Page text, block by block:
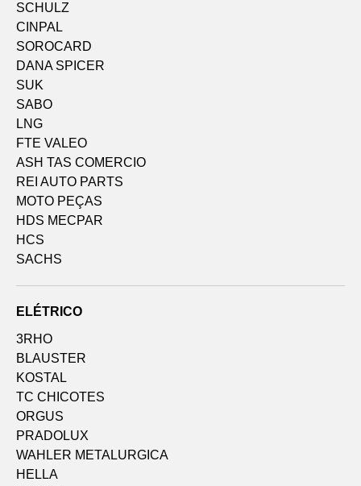
SCHULZ
CINPAL
SOROCARD
DANA SPICER
SUK
SABO
LNG
FTE VALEO
ASH TAS COMERCIO
REI AUTO PARTS
MOTO PEÇAS
HDS MECPAR
HCS
SACHS
ELÉTRICO
3RHO
BLAUSTER
KOSTAL
TC CHICOTES
ORGUS
PRADOLUX
WAHLER METALURGICA
HELLA